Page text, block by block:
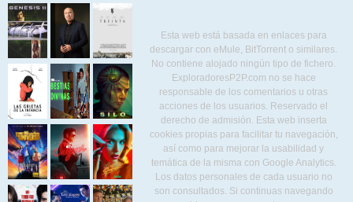
Esta web está basada en enlaces para
descargar con eMule, BitTorrent o similares.
No contiene alojado ningún tipo de fichero.
ExploradoresP2P.com no se hace
responsable de los comentarios u otras
acciones de los usuarios. Reservado el
derecho de admisión. Esta web inserta
cookies propias para facilitar tu navegación,
así como para mejorar la usabilidad y
temática de la misma con Google Analytics.
Los datos personales de cada usuario no
son consultados. Si continuas navegando